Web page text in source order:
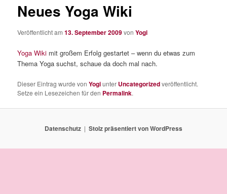
Neues Yoga Wiki
Veröffentlicht am13. September 2009vonYogi
Yoga Wiki mit großem Erfolg gestartet – wenn du etwas zum
Thema Yoga suchst, schaue da doch mal nach.
Dieser Eintrag wurde vonYogiunter Uncategorizedveröffentlicht.
Setze ein Lesezeichen für den Permalink.
Datenschutz Stolz präsentiert von WordPress